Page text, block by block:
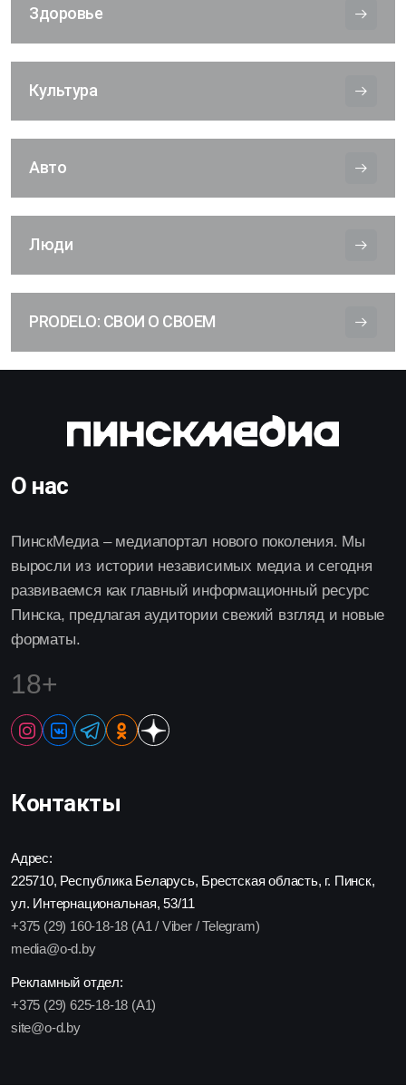
Здоровье
Культура
Авто
Люди
PRODELO: СВОИ О СВОЕМ
О нас
ПинскМедиа – медиапортал нового поколения. Мы
выросли из истории независимых медиа и сегодня
развиваемся как главный информационный ресурс
Пинска, предлагая аудитории свежий взгляд и новые
форматы.
18+
Контакты
Адрес:
225710, Республика Беларусь, Брестская область, г. Пинск,
ул. Интернациональная, 53/11
+375 (29) 160-18-18 (A1 / Viber / Telegram)
media@o-d.by
Рекламный отдел:
+375 (29) 625-18-18 (A1)
site@o-d.by